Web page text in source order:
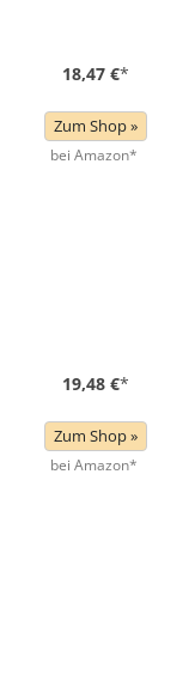
18,47 €*
Zum Shop »
bei Amazon*
19,48 €*
Zum Shop »
bei Amazon*